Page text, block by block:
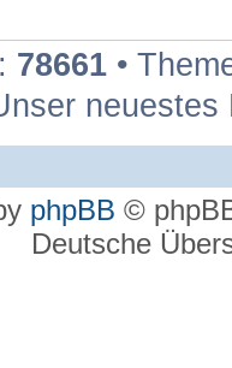
78661 •
phpBB ©
Deutsche